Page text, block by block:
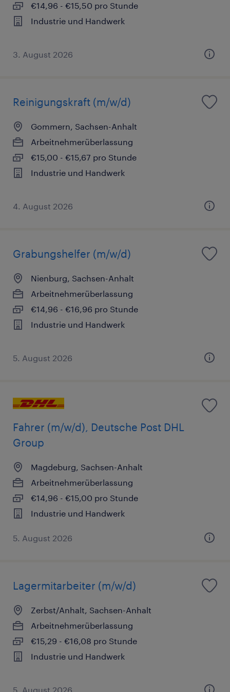
€14,96 - €15,50 pro Stunde
Industrie und Handwerk
3. August 2026
Reinigungskraft (m/w/d)
Gommern, Sachsen-Anhalt
Arbeitnehmerüberlassung
€15,00 - €15,67 pro Stunde
Industrie und Handwerk
4. August 2026
Grabungshelfer (m/w/d)
Nienburg, Sachsen-Anhalt
Arbeitnehmerüberlassung
€14,96 - €16,96 pro Stunde
Industrie und Handwerk
5. August 2026
Fahrer (m/w/d), Deutsche Post DHL
Group
Magdeburg, Sachsen-Anhalt
Arbeitnehmerüberlassung
€14,96 - €15,00 pro Stunde
Industrie und Handwerk
5. August 2026
Lagermitarbeiter (m/w/d)
Zerbst/Anhalt, Sachsen-Anhalt
Arbeitnehmerüberlassung
€15,29 - €16,08 pro Stunde
Industrie und Handwerk
5. August 2026